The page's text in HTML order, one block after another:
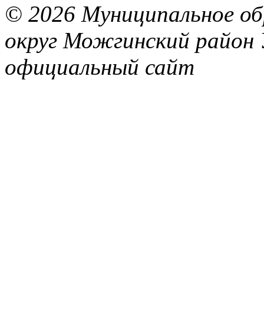
© 2026 Муниципальное
округ Можгинский район
официальный сайт